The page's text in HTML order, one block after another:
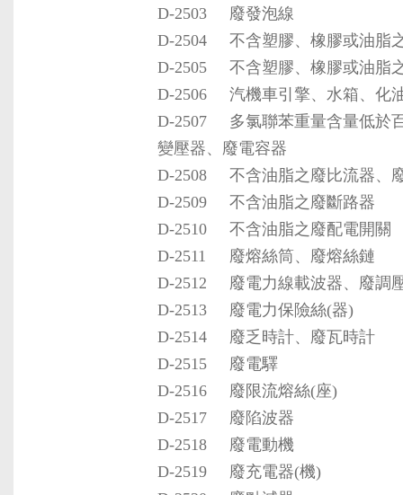
D-2503
廢發泡線
D-2504
不含塑膠、橡膠或油脂
D-2505
不含塑膠、橡膠或油脂
D-2506
汽機車引擎、水箱、化
D-2507
多氯聯苯重量含量低於
變壓器、廢電容器
D-2508
不含油脂之廢比流器、
D-2509
不含油脂之廢斷路器
D-2510
不含油脂之廢配電開關
D-2511
廢熔絲筒、廢熔絲鏈
D-2512
廢電力線載波器、廢調
D-2513
廢電力保險絲(器)
D-2514
廢乏時計、廢瓦時計
D-2515
廢電驛
D-2516
廢限流熔絲(座)
D-2517
廢陷波器
D-2518
廢電動機
D-2519
廢充電器(機)